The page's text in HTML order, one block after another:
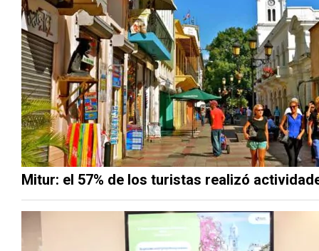
Mitur: el 57% de los turistas realizó